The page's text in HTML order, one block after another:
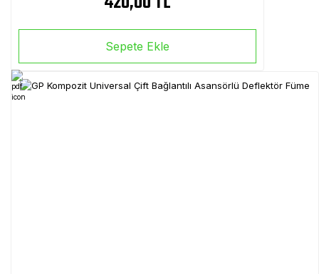
Sepete Ekle